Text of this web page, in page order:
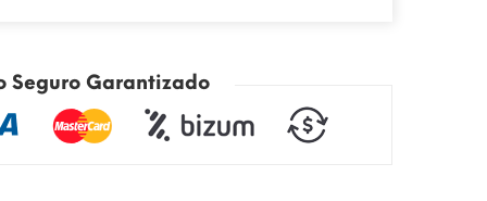
Seguro Garantizado